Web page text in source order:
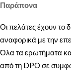
Παράπονα
Οι πελάτες έχουν το
αναφορικά με την
Όλα τα ερωτήματα
από τη DPO σε